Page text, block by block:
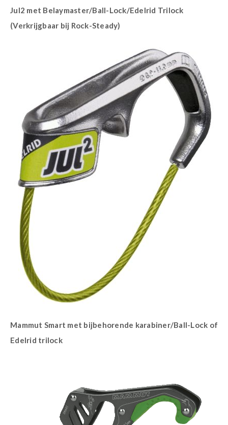
Jul2 met Belaymaster/Ball-Lock/Edelrid Trilock
(Verkrijgbaar bij Rock-Steady)
Mammut Smart met bijbehorende karabiner/Ball-Lock of
Edelrid trilock